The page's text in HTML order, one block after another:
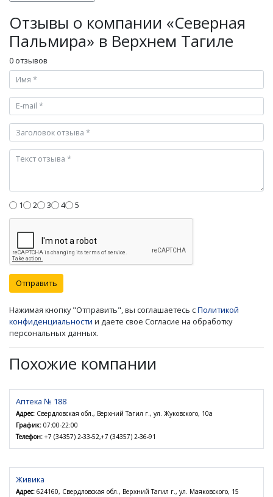
Отзывы о компании «Северная
Пальмира» в Верхнем Тагиле
0 отзывов
1 2 3 4 5
Отправить
Нажимая кнопку "Отправить", вы соглашаетесь сПолитикой
конфиденциальности и даете свое Согласие на обработку
персональных данных.
Похожие компании
Аптека № 188
Адрес: Свердловская обл., Верхний Тагил г., ул. Жуковского, 10а
График: 07:00-22:00
Телефон: +7 (34357) 2-33-52,+7 (34357) 2-36-91
Живика
Адрес: 624160, Свердловская обл., Верхний Тагил г., ул. Маяковского, 15